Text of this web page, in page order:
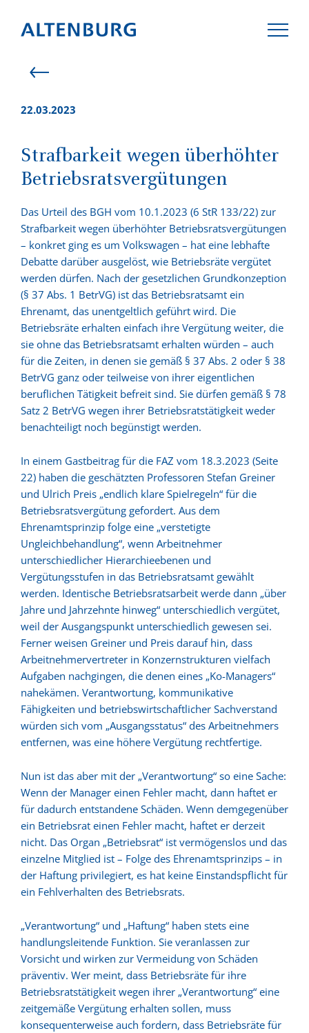
TEAM
KOMPETENZEN
AKTUELLES
KARRIERE
KONTAKT
22.03.2023
Strafbarkeit wegen überhöhter
Betriebsratsvergütungen
Das Urteil des BGH vom 10.1.2023 (6 StR 133/22) zur
Strafbarkeit wegen überhöhter Betriebsratsvergütungen
– konkret ging es um Volkswagen – hat eine lebhafte
Debatte darüber ausgelöst, wie Betriebsräte vergütet
werden dürfen. Nach der gesetzlichen Grundkonzeption
(§ 37 Abs. 1 BetrVG) ist das Betriebsratsamt ein
Ehrenamt, das unentgeltlich geführt wird. Die
Betriebsräte erhalten einfach ihre Vergütung weiter, die
sie ohne das Betriebsratsamt erhalten würden – auch
für die Zeiten, in denen sie gemäß § 37 Abs. 2 oder § 38
BetrVG ganz oder teilweise von ihrer eigentlichen
beruflichen Tätigkeit befreit sind. Sie dürfen gemäß § 78
Satz 2 BetrVG wegen ihrer Betriebsratstätigkeit weder
benachteiligt noch begünstigt werden.
In einem Gastbeitrag für die FAZ vom 18.3.2023 (Seite
22) haben die geschätzten Professoren Stefan Greiner
und Ulrich Preis „endlich klare Spielregeln“ für die
Betriebsratsvergütung gefordert. Aus dem
Ehrenamtsprinzip folge eine „verstetigte
Ungleichbehandlung“, wenn Arbeitnehmer
unterschiedlicher Hierarchieebenen und
Vergütungsstufen in das Betriebsratsamt gewählt
werden. Identische Betriebsratsarbeit werde dann „über
Jahre und Jahrzehnte hinweg“ unterschiedlich vergütet,
weil der Ausgangspunkt unterschiedlich gewesen sei.
Ferner weisen Greiner und Preis darauf hin, dass
Arbeitnehmervertreter in Konzernstrukturen vielfach
Aufgaben nachgingen, die denen eines „Ko-Managers“
nahekämen. Verantwortung, kommunikative
Fähigkeiten und betriebswirtschaftlicher Sachverstand
würden sich vom „Ausgangsstatus“ des Arbeitnehmers
entfernen, was eine höhere Vergütung rechtfertige.
Nun ist das aber mit der „Verantwortung“ so eine Sache:
Wenn der Manager einen Fehler macht, dann haftet er
für dadurch entstandene Schäden. Wenn demgegenüber
ein Betriebsrat einen Fehler macht, haftet er derzeit
nicht. Das Organ „Betriebsrat“ ist vermögenslos und das
einzelne Mitglied ist – Folge des Ehrenamtsprinzips – in
der Haftung privilegiert, es hat keine Einstandspflicht für
ein Fehlverhalten des Betriebsrats.
„Verantwortung“ und „Haftung“ haben stets eine
handlungsleitende Funktion. Sie veranlassen zur
Vorsicht und wirken zur Vermeidung von Schäden
präventiv. Wer meint, dass Betriebsräte für ihre
Betriebsratstätigkeit wegen ihrer „Verantwortung“ eine
zeitgemäße Vergütung erhalten sollen, muss
konsequenterweise auch fordern, dass Betriebsräte für